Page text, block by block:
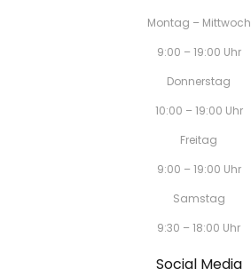
Montag – Mittwoch
9:00 – 19:00 Uhr
Donnerstag
10:00 – 19:00 Uhr
Freitag
9:00 – 19:00 Uhr
Samstag
9:30 – 18:00 Uhr
Social Media